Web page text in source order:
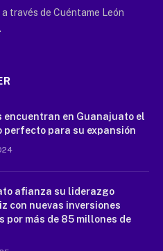
través de Cuéntame León
encuentran en Guanajuato el
perfecto para su expansión
afianza su liderazgo
con nuevas inversiones
por más de 85 millones de